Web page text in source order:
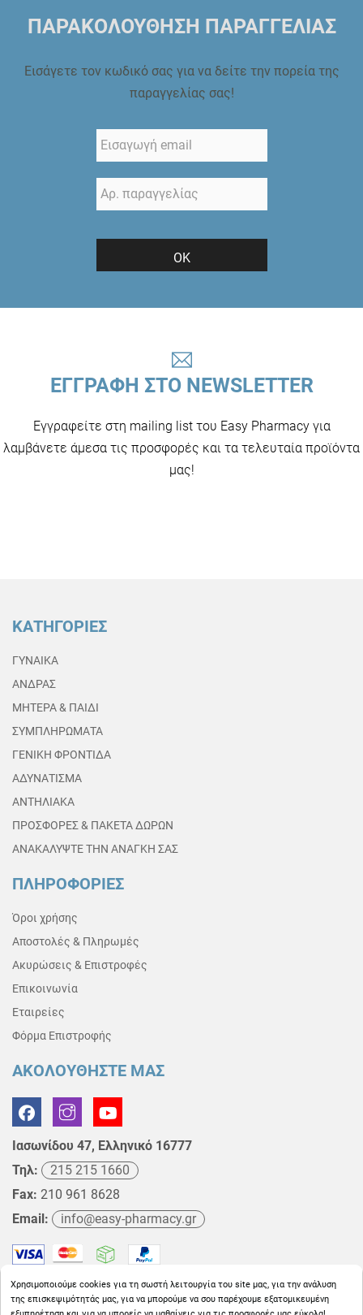
ΠΑΡΑΚΟΛΟΥΘΗΣΗ ΠΑΡΑΓΓΕΛΙΑΣ
Εισάγετε τον κωδικό σας για να δείτε την πορεία της
παραγγελίας σας!
ΟΚ
ΕΓΓΡΑΦΗ ΣΤΟ NEWSLETTER
Εγγραφείτε στη mailing list του Easy Pharmacy για
λαμβάνετε άμεσα τις προσφορές και τα τελευταία προϊόντα
μας!
ΚΑΤΗΓΟΡΙΕΣ
ΓΥΝΑΙΚΑ
ΑΝΔΡΑΣ
ΜΗΤΕΡΑ & ΠΑΙΔΙ
ΣΥΜΠΛΗΡΩΜΑΤΑ
ΓΕΝΙΚΗ ΦΡΟΝΤΙΔΑ
ΑΔΥΝΑΤΙΣΜΑ
ΑΝΤΗΛΙΑΚΑ
ΠΡΟΣΦΟΡΕΣ & ΠΑΚΕΤΑ ΔΩΡΩΝ
ΑΝΑΚΑΛΥΨΤΕ ΤΗΝ ΑΝΑΓΚΗ ΣΑΣ
ΠΛΗΡΟΦΟΡΙΕΣ
Όροι χρήσης
Αποστολές & Πληρωμές
Ακυρώσεις & Επιστροφές
Επικοινωνία
Εταιρείες
Φόρμα Επιστροφής
ΑΚΟΛΟΥΘΗΣΤΕ ΜΑΣ
Ιασωνίδου 47, Ελληνικό 16777
Τηλ:
215 215 1660
Fax: 210 961 8628
Email:
info@easy-pharmacy.gr
Χρησιμοποιούμε cookies για τη σωστή λειτουργία του site μας, για την ανάλυση
της επισκεψιμότητάς μας, για να μπορούμε να σου παρέχουμε εξατομικευμένη